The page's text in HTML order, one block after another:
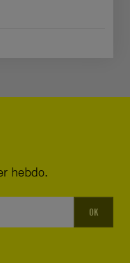
hebdo.
OK